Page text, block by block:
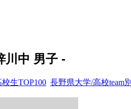
川中 男子 -
生TOP100 長野県大学/高校team別